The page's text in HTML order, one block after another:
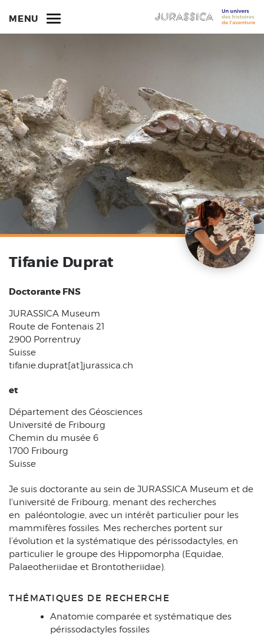
MENU
Tifanie Duprat
Doctorante FNS
JURASSICA Museum
Route de Fontenais 21
2900 Porrentruy
Suisse
tifanie.duprat[at]jurassica.ch
et
Département des Géosciences
Université de Fribourg
Chemin du musée 6
1700 Fribourg
Suisse
Je suis doctorante au sein de JURASSICA Museum et de
l'université de Fribourg, menant des recherches
en paléontologie, avec un intérêt particulier pour les
mammifères fossiles. Mes recherches portent sur
l’évolution et la systématique des périssodactyles, en
particulier le groupe des Hippomorpha (Equidae,
Palaeotheriidae et Brontotheriidae).
THÉMATIQUES DE RECHERCHE
Anatomie comparée et systématique des
périssodactyles fossiles